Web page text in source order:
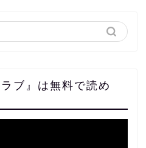
ブ』は無料で読め